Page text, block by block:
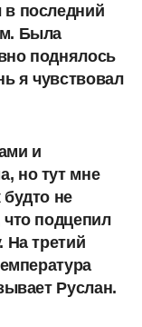
в последний
Была
поднялось
я чувствовал
и
но тут мне
не
подцепил
На третий
Руслан.